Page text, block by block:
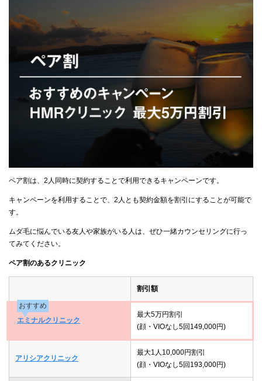
ペア割は、2人同時に契約することで利用できるキャンペーンです。
キャンペーンを利用することで、2人とも契約金額を割引にすることが可能で
す。
ムダ毛に悩んでいる友人や家族がいる人は、ぜひ一緒カウンセリングに行っ
てみてください。
ペア割のあるクリニック
割引額
おすすめ
エミナルクリニック
最大5万円割引
(顔・VIOなし5回149,000円)
アリシアクリニック
最大1人10,000円割引
(顔・VIOなし5回193,000円)